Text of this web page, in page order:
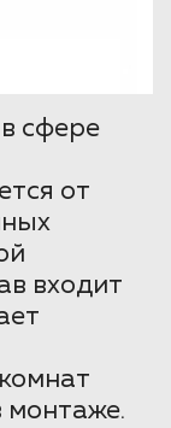
сфере
от
входит